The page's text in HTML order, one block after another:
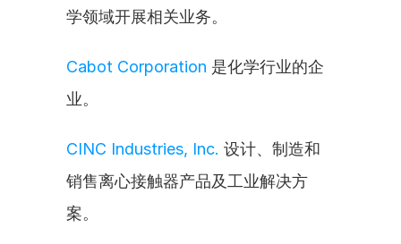
学领域开展相关业务。
Cabot Corporation 是化学行业的企
业。
CINC Industries, Inc. 设计、制造和
销售离心接触器产品及工业解决方
案。